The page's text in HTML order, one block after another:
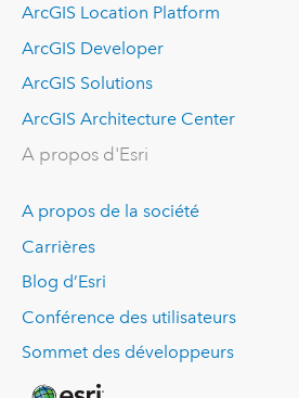
ArcGIS Location Platform
ArcGIS Developer
ArcGIS Solutions
ArcGIS Architecture Center
A propos d'Esri
A propos de la société
Carrières
Blog d’Esri
Conférence des utilisateurs
Sommet des développeurs